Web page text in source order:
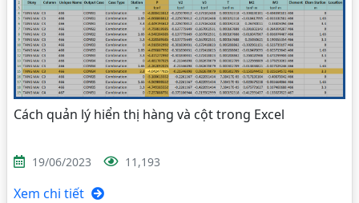
Cách quản lý hiển thị hàng và cột trong Excel
19/06/2023 11,193
Xem chi tiết